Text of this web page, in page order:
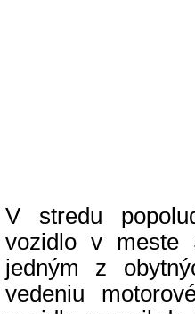
V stredu
vozidlo v meste
jedným z
vedeniu